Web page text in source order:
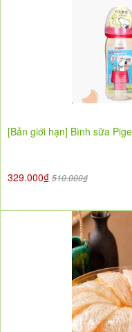
[Bản giới hạn] Bình sữa
329.000₫ 510.000₫